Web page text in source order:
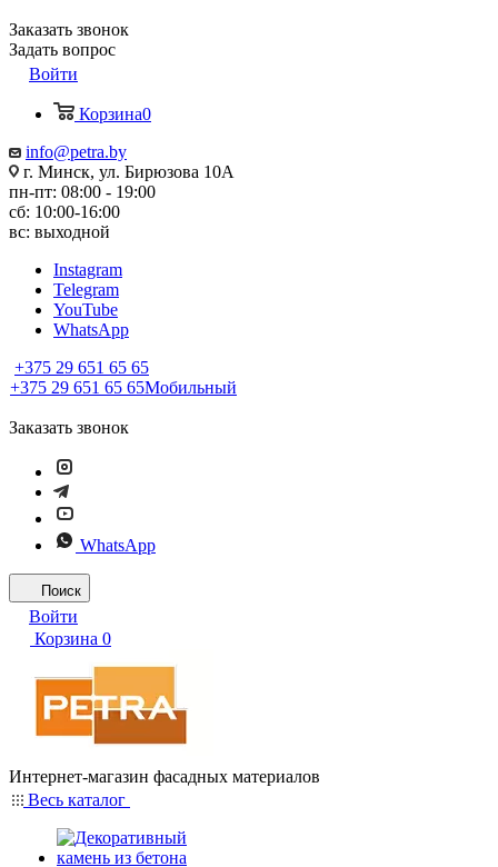
Заказать звонок
Задать вопрос
Войти
Корзина0
info@petra.by
г. Минск, ул. Бирюзова 10А
пн-пт: 08:00 - 19:00
сб: 10:00-16:00
вс: выходной
Instagram
Telegram
YouTube
WhatsApp
+375 29 651 65 65
+375 29 651 65 65Мобильный
Заказать звонок
WhatsApp
Поиск
Войти
Корзина 0
Интернет-магазин фасадных материалов
Весь каталог